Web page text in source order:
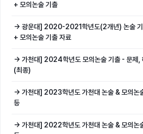
+ 모의논술 기출
→ 광운대] 2020-2021학년도(2개년) 논술 기
+ 모의논술 기출 자료
→ 가천대] 2024학년도 모의논술 기출 - 문제,
(최종)
→ 가천대] 2023학년도 가천대 논술 & 모의논
등
→ 가천대] 2022학년도 가천대 논술 & 모의논